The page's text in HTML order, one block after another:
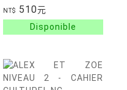
NT$ 510元